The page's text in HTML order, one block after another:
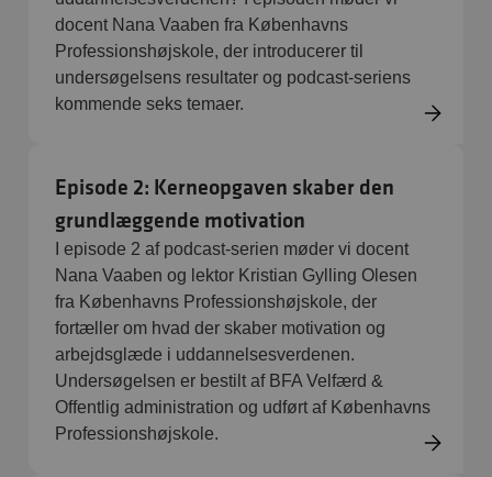
docent Nana Vaaben fra Københavns
Professionshøjskole, der introducerer til
undersøgelsens resultater og podcast-seriens
kommende seks temaer.
Episode 2: Kerneopgaven skaber den
grundlæggende motivation
I episode 2 af podcast-serien møder vi docent
Nana Vaaben og lektor Kristian Gylling Olesen
fra Københavns Professionshøjskole, der
fortæller om hvad der skaber motivation og
arbejdsglæde i uddannelsesverdenen.
Undersøgelsen er bestilt af BFA Velfærd &
Offentlig administration og udført af Københavns
Professionshøjskole.